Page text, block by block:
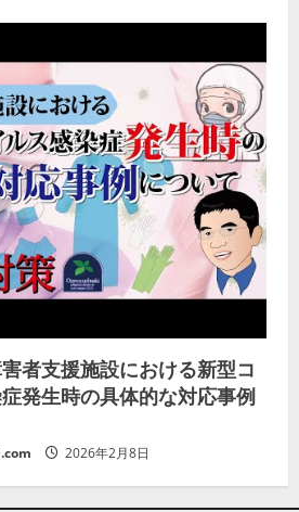
害者支援施設における新型コ
発生時の具体的な対応事例
2026年2月8日